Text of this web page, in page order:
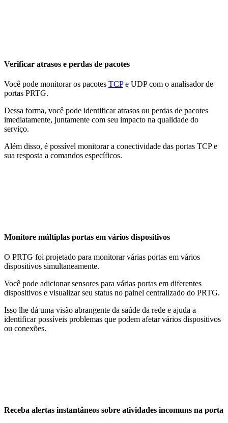
Verificar atrasos e perdas de pacotes
Você pode monitorar os pacotes TCPe UDP com o analisador de
portas PRTG.
Dessa forma, você pode identificar atrasos ou perdas de pacotes
imediatamente, juntamente com seu impacto na qualidade do
serviço.
Além disso, é possível monitorar a conectividade das portas TCP e
sua resposta a comandos específicos.
Monitore múltiplas portas em vários dispositivos
O PRTG foi projetado para monitorar várias portas em vários
dispositivos simultaneamente.
Você pode adicionar sensores para várias portas em diferentes
dispositivos e visualizar seu status no painel centralizado do PRTG.
Isso lhe dá uma visão abrangente da saúde da rede e ajuda a
identificar possíveis problemas que podem afetar vários dispositivos
ou conexões.
Receba alertas instantâneos sobre atividades incomuns na porta